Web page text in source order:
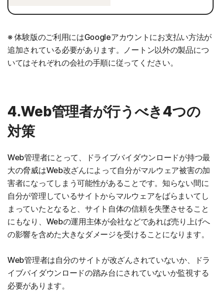
※ 体験版のご利用にはGoogleアカウントにお支払い方法が
追加されている必要があります。ノートン以外の製品につ
いてはそれぞれの会社の手順に従ってください。
4.Web管理者が行うべき4つの
対策
Web管理者にとって、ドライブバイダウンロードが持つ最
大の脅威はWeb改ざんによって自分がマルウェア被害の加
害者になってしまう可能性があることです。知らない間に
自分が管理しているサイトからマルウェアをばらまいてし
まっていたとなると、サイト自体の信頼を失墜させること
にもなり、Webの運用主体が会社などであれば売り上げへ
の影響を含めた大きなダメージを受けることになります。
Web管理者は自分のサイトが改ざんされていないか、ドラ
イブバイダウンロードの踏み台にされていないか監視する
必要があります。